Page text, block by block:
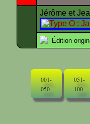
Jérôme et
Édition
001-
050
051-
100